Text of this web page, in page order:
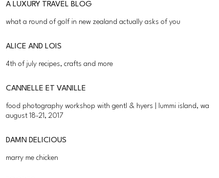
A LUXURY TRAVEL BLOG
what a round of golf in new zealand actually asks of you
ALICE AND LOIS
4th of july recipes, crafts and more
CANNELLE ET VANILLE
food photography workshop with gentl & hyers | lummi island, wa
august 18-21, 2017
DAMN DELICIOUS
marry me chicken